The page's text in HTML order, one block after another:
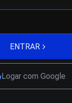
ENTRAR
Logar com Google